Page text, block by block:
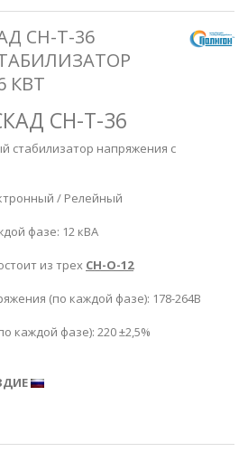
СН-Т-36
КВТ
СН-Т-36
стабилизатор напряжения с
/ Релейный
фазе: 12 кВА
из трех СН-О-12
(по каждой фазе): 178-264В
каждой фазе): 220 ±2,5%